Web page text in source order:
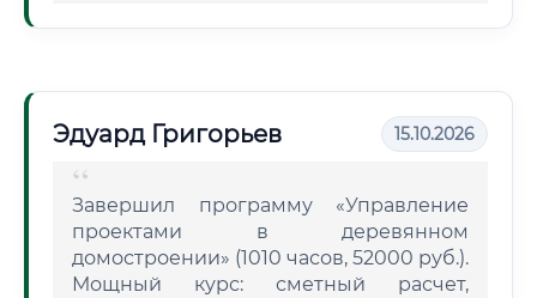
Эдуард Григорьев 15.10.2026
Завершил программу «Управление
проектами в деревянном
домостроении» (1010 часов, 52000 руб.).
Мощный курс: сметный расчет,